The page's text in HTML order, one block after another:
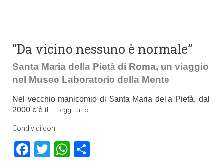
“Da vicino nessuno è normale”
Santa Maria della Pietà di Roma, un viaggio
nel Museo Laboratorio della Mente
Nel vecchio manicomio di Santa Maria della Pietà, dal
2000 c’è il
Leggi tutto
Condividi con
Facebook
TwitterWhatsApp